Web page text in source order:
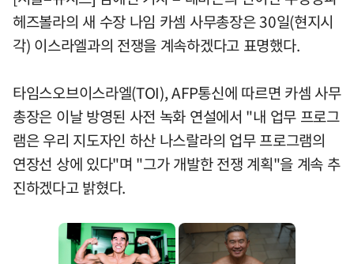
헤즈볼라의 새 수장 나임 카셈 사무총장은 30일(현지시
각) 이스라엘과의 전쟁을 계속하겠다고 표명했다.
타임스오브이스라엘(TOI), AFP통신에 따르면 카셈 사무
총장은 이날 방영된 사전 녹화 연설에서 "내 업무 프로그
램은 우리 지도자인 하산 나스랄라의 업무 프로그램의
연장선 상에 있다"며 "그가 개발한 전쟁 계획"을 계속 추
진하겠다고 밝혔다.